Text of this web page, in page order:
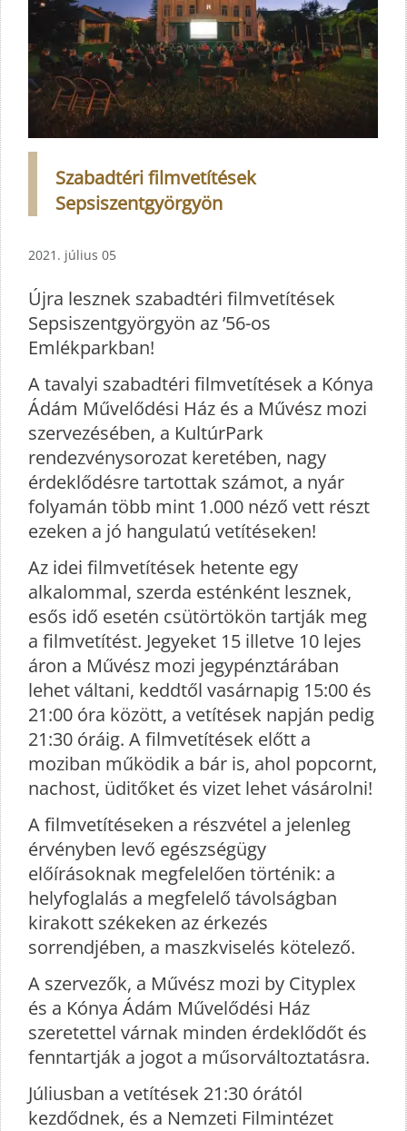
Szabadtéri filmvetítések
Sepsiszentgyörgyön
2021. július 05
Újra lesznek szabadtéri filmvetítések
Sepsiszentgyörgyön az ’56-os
Emlékparkban!
A tavalyi szabadtéri filmvetítések a Kónya
Ádám Művelődési Ház és a Művész mozi
szervezésében, a KultúrPark
rendezvénysorozat keretében, nagy
érdeklődésre tartottak számot, a nyár
folyamán több mint 1.000 néző vett részt
ezeken a jó hangulatú vetítéseken!
Az idei filmvetítések hetente egy
alkalommal, szerda esténként lesznek,
esős idő esetén csütörtökön tartják meg
a filmvetítést. Jegyeket 15 illetve 10 lejes
áron a Művész mozi jegypénztárában
lehet váltani, keddtől vasárnapig 15:00 és
21:00 óra között, a vetítések napján pedig
21:30 óráig. A filmvetítések előtt a
moziban működik a bár is, ahol popcornt,
nachost, üditőket és vizet lehet vásárolni!
A filmvetítéseken a részvétel a jelenleg
érvényben levő egészségügy
előírásoknak megfelelően történik: a
helyfoglalás a megfelelő távolságban
kirakott székeken az érkezés
sorrendjében, a maszkviselés kötelező.
A szervezők, a Művész mozi by Cityplex
és a Kónya Ádám Művelődési Ház
szeretettel várnak minden érdeklődőt és
fenntartják a jogot a műsorváltoztatásra.
Júliusban a vetítések 21:30 órától
kezdődnek, és a Nemzeti Filmintézet